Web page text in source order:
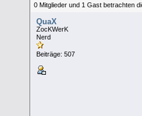
0 Mitglieder und 1 Gast betrachten
QuaX
ZocKWerK
Nerd
Beiträge: 507